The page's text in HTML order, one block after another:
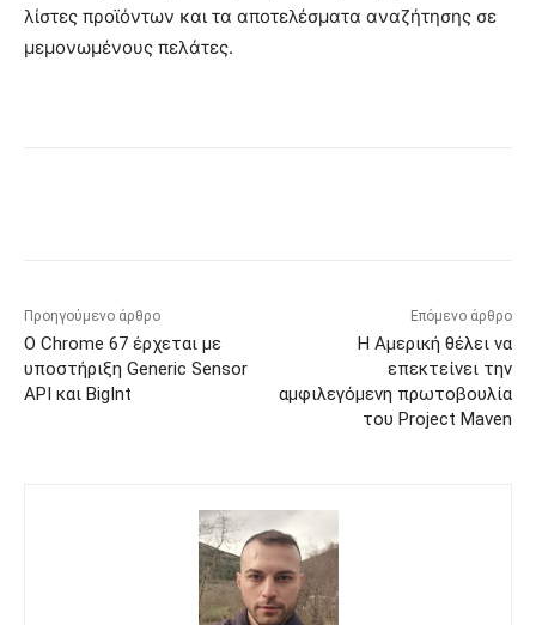
λίστες προϊόντων και τα αποτελέσματα αναζήτησης σε
μεμονωμένους πελάτες.
Προηγούμενο άρθρο
Ο Chrome 67 έρχεται με
υποστήριξη Generic Sensor
API και BigInt
Επόμενο άρθρο
Η Αμερική θέλει να
επεκτείνει την
αμφιλεγόμενη πρωτοβουλία
του Project Maven